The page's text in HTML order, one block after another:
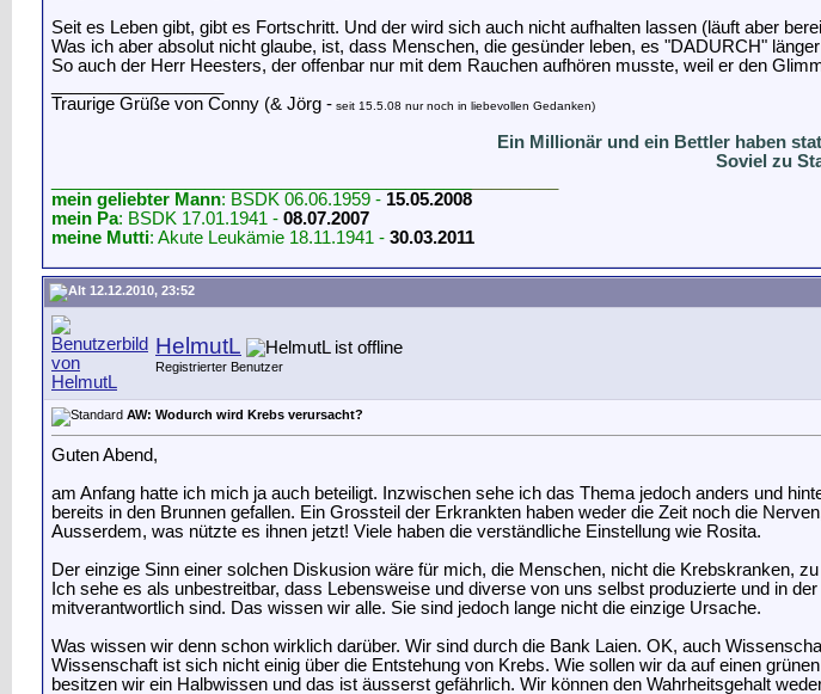
Seit es Leben gibt, gibt es Fortschritt. Und der wird sich auch nicht aufhalten lassen (läuft aber
Was ich aber absolut nicht glaube, ist, dass Menschen, die gesünder leben, es "DADURCH"
So auch der Herr Heesters, der offenbar nur mit dem Rauchen aufhören musste, weil er den
Traurige Grüße von Conny (& Jörg - seit 15.5.08 nur noch in liebevollen Gedanken)
Ein Millionär und ein Bettler haben
Soviel zu
mein geliebter Mann: BSDK 06.06.1959 - 15.05.2008
mein Pa: BSDK 17.01.1941 - 08.07.2007
meine Mutti: Akute Leukämie 18.11.1941 - 30.03.2011
12.12.2010, 23:52
HelmutL
Registrierter Benutzer
AW: Wodurch wird Krebs verursacht?
Guten Abend,
am Anfang hatte ich mich ja auch beteiligt. Inzwischen sehe ich das Thema jedoch anders und
bereits in den Brunnen gefallen. Ein Grossteil der Erkrankten haben weder die Zeit noch die
Ausserdem, was nützte es ihnen jetzt! Viele haben die verständliche Einstellung wie Rosita.
Der einzige Sinn einer solchen Diskusion wäre für mich, die Menschen, nicht die Krebskranken,
Ich sehe es als unbestreitbar, dass Lebensweise und diverse von uns selbst produzierte und in
mitverantwortlich sind. Das wissen wir alle. Sie sind jedoch lange nicht die einzige Ursache.
Was wissen wir denn schon wirklich darüber. Wir sind durch die Bank Laien. OK, auch
Wissenschaft ist sich nicht einig über die Entstehung von Krebs. Wie sollen wir da auf einen
besitzen wir ein Halbwissen und das ist äusserst gefährlich. Wir können den Wahrheitsgehalt